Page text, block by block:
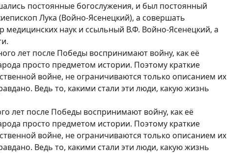
постоянные богослужения, и был постоянный
Лука (Войно-Ясенецкий), а совершать
медицинских наук и ссыльный В.Ф. Войно-Ясенецкий, а
лет после Победы воспринимают войну, как её
просто предметом истории. Поэтому краткие
войне, не ограничиваются только описанием их
Ведь то, какими стали эти люди, какую жизнь
лет после Победы воспринимают войну, как её
просто предметом истории. Поэтому краткие
войне, не ограничиваются только описанием их
Ведь то, какими стали эти люди, какую жизнь